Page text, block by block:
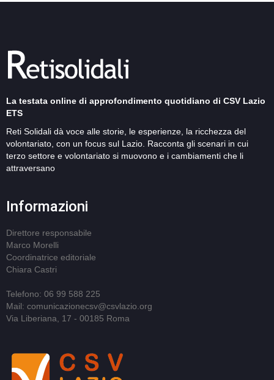
La testata online di approfondimento quotidiano di CSV Lazio
ETS
Reti Solidali dà voce alle storie, le esperienze, la ricchezza del
volontariato, con un focus sul Lazio. Racconta gli scenari in cui
terzo settore e volontariato si muovono e i cambiamenti che li
attraversano
Informazioni
Direttore responsabile
Marco Morelli
Coordinatrice editoriale
Chiara Castri
Telefono: 06 99 588 225
Mail: comunicazionecsv@csvlazio.org
Via Liberiana, 17 - 00185 Roma